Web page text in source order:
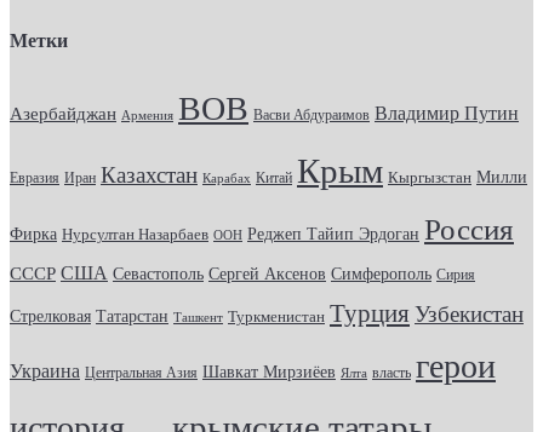
Метки
Азербайджан Армения ВОВ Васви Абдураимов Владимир Путин
Евразия Иран Казахстан Карабах Китай Крым Кыргызстан Милли
Фирка Нурсултан Назарбаев ООН Реджеп Тайип Эрдоган Россия
СССР США Севастополь Сергей Аксенов Симферополь Сирия
Стрелковая Татарстан Ташкент Туркменистан Турция Узбекистан
Украина Центральная Азия Шавкат Мирзиёев Ялта власть герои